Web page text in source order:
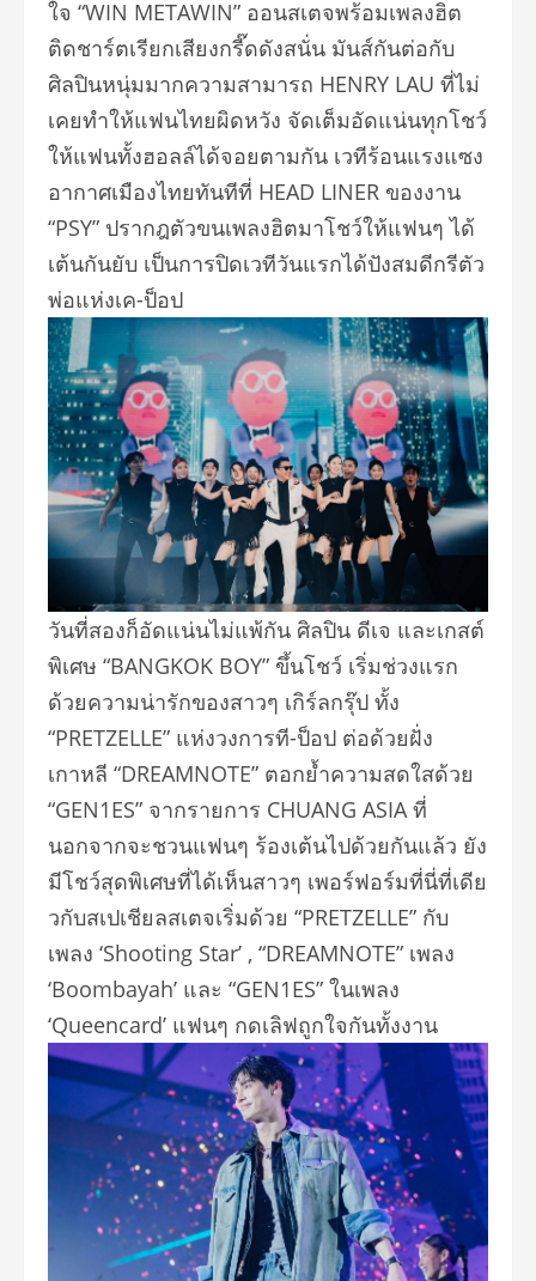
ใจ “WIN METAWIN” ออนสเตจพร้อมเพลงฮิต
ติดชาร์ตเรียกเสียงกรี๊ดดังสนั่น มันส์กันต่อกับ
ศิลปินหนุ่มมากความสามารถ HENRY LAU ที่ไม่
เคยทำให้แฟนไทยผิดหวัง จัดเต็มอัดแน่นทุกโชว์
ให้แฟนทั้งฮอลล์ได้จอยตามกัน เวทีร้อนแรงแซง
อากาศเมืองไทยทันทีที่ HEAD LINER ของงาน
“PSY” ปรากฎตัวขนเพลงฮิตมาโชว์ให้แฟนๆ ได้
เต้นกันยับ เป็นการปิดเวทีวันแรกได้ปังสมดีกรีตัว
พ่อแห่งเค-ป็อป
วันที่สองก็อัดแน่นไม่แพ้กัน ศิลปิน ดีเจ และเกสต์
พิเศษ “BANGKOK BOY” ขึ้นโชว์ เริ่มช่วงแรก
ด้วยความน่ารักของสาวๆ เกิร์ลกรุ๊ป ทั้ง
“PRETZELLE” แห่งวงการที-ป็อป ต่อด้วยฝั่ง
เกาหลี “DREAMNOTE” ตอกย้ำความสดใสด้วย
“GEN1ES” จากรายการ CHUANG ASIA ที่
นอกจากจะชวนแฟนๆ ร้องเต้นไปด้วยกันแล้ว ยัง
มีโชว์สุดพิเศษที่ได้เห็นสาวๆ เพอร์ฟอร์มที่นี่ที่เดีย
วกับสเปเชียลสเตจเริ่มด้วย “PRETZELLE” กับ
เพลง ‘Shooting Star’ , “DREAMNOTE” เพลง
‘Boombayah’ และ “GEN1ES” ในเพลง
‘Queencard’ แฟนๆ กดเลิฟถูกใจกันทั้งงาน